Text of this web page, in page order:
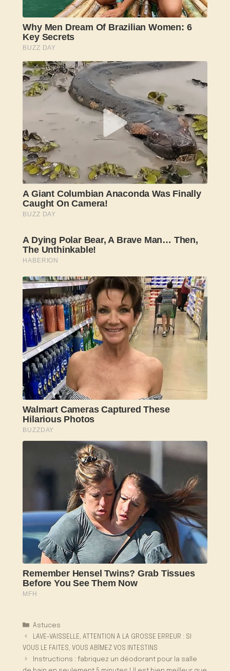
Catégories
Astuces
LAVE-VAISSELLE, ATTENTION À LA GROSSE ERREUR : SI
VOUS LE FAITES, VOUS ABÎMEZ VOS INTESTINS
Instructions : fabriquez un déodorant pour la salle